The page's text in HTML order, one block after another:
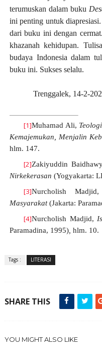
terumuskan dalam buku
ini penting untuk
dari buku ini dengan
khazanah kehidupan.
budaya Indonesia dalam
buku ini. Sukses selalu.
Trenggalek, 14-2-
[1]Muhamad Ali,
Kemajemukan, Menjalin
hlm. 147.
[2]Zakiyuddin
Nirkekerasan (Yogyakarta:
[3]Nurcholish
Masyarakat(Jakarta:
[4]Nurcholish Madjid,
Paramadina, 1995), hlm. 10.
Tags : LITERASI
SHARE THIS
YOU MIGHT ALSO LIKE